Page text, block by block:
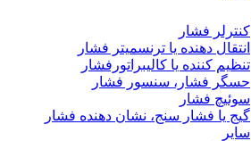
کنترلر فشار
انتقال دهنده یا ترنسمیتر فشار
تنظیم کننده یا کالیبراتورفشار
حسگر فشار، سنسور فشار
سوئیچ فشار
گیج یا فشار سنج، نشان دهنده فشار
سایر